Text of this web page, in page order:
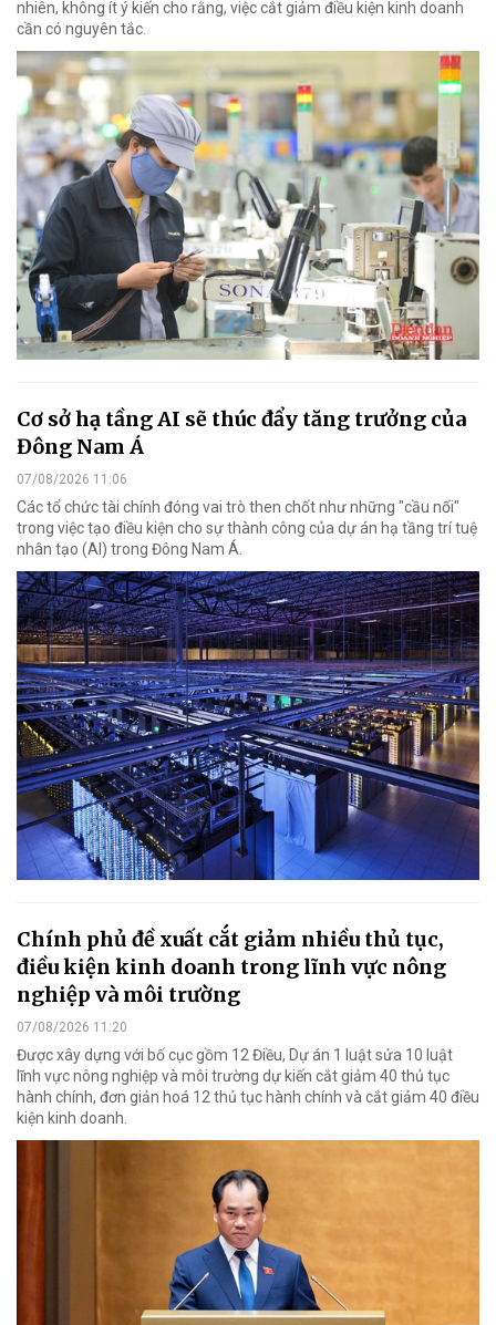
nhiên, không ít ý kiến cho rằng, việc cắt giảm điều kiện kinh doanh
cần có nguyên tắc.
Cơ sở hạ tầng AI sẽ thúc đẩy tăng trưởng của
Đông Nam Á
07/08/2026 11:06
Các tổ chức tài chính đóng vai trò then chốt như những "cầu nối"
trong việc tạo điều kiện cho sự thành công của dự án hạ tầng trí tuệ
nhân tạo (AI) trong Đông Nam Á.
Chính phủ đề xuất cắt giảm nhiều thủ tục,
điều kiện kinh doanh trong lĩnh vực nông
nghiệp và môi trường
07/08/2026 11:20
Được xây dựng với bố cục gồm 12 Điều, Dự án 1 luật sửa 10 luật
lĩnh vực nông nghiệp và môi trường dự kiến cắt giảm 40 thủ tục
hành chính, đơn giản hoá 12 thủ tục hành chính và cắt giảm 40 điều
kiện kinh doanh.